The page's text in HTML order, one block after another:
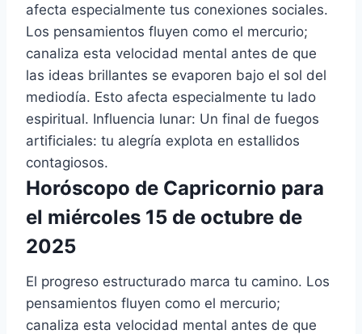
afecta especialmente tus conexiones sociales.
Los pensamientos fluyen como el mercurio;
canaliza esta velocidad mental antes de que
las ideas brillantes se evaporen bajo el sol del
mediodía. Esto afecta especialmente tu lado
espiritual. Influencia lunar: Un final de fuegos
artificiales: tu alegría explota en estallidos
contagiosos.
Horóscopo de Capricornio para
el miércoles 15 de octubre de
2025
El progreso estructurado marca tu camino. Los
pensamientos fluyen como el mercurio;
canaliza esta velocidad mental antes de que